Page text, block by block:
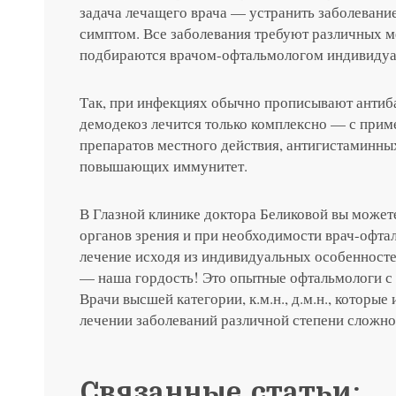
задача лечащего врача — устранить
симптом. Все заболевания требуют различных
подбираются врачом-офтальмологом
Так, при инфекциях обычно прописывают
демодекоз лечится только комплексно — с
препаратов местного действия,
повышающих иммунитет.
В Глазной клинике доктора Беликовой вы
органов зрения и при необходимости врач-
лечение исходя из индивидуальных
— наша гордость! Это опытные офтальмологи
Врачи высшей категории, к.м.н., д.м.н.,
лечении заболеваний различной степени
Яндекс
Нажимая на кнопку «Отправить»,
Я соглашаюсь на получение
политикой конфиденциальности
Консультация и прием у
+7 991 098-
Нажимая на кнопку «Отправить»,
Я соглашаюсь на получение
политикой конфиденциальности
Нажимая на кнопку «Отправить»,
Я соглашаюсь на получение
политикой конфиденциальности
Нажимая на кнопку «Отправить»,
Я соглашаюсь на получение
политикой конфиденциальности
Нажимая на кнопку «Отправить»,
политикой конфиденциальности